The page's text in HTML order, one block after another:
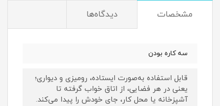
مشخصات دیدگاه‌ها
سه کاره بودن
قابل استفاده به‌صورت ایستاده، رومیزی و دیواری؛
یعنی در هر فضایی، از اتاق خواب گرفته تا
آشپزخانه یا محل کار، جای خودش را پیدا می‌کند.